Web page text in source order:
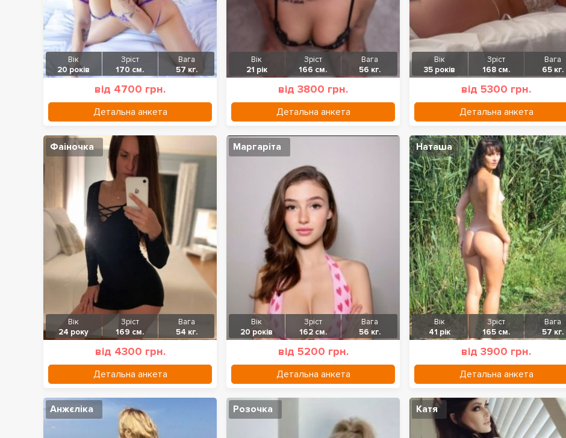
Вік
20 років
Зріст
170 см.
Вага
57 кг.
від 4700 грн.
Детальна анкета
Вік
21 рік
Зріст
166 см.
Вага
56 кг.
від 3800 грн.
Детальна анкета
Вік
35 років
Зріст
168 см.
Вага
65 кг.
від 5300 грн.
Детальна анкета
Фаіночка
Вік
24 року
Зріст
169 см.
Вага
54 кг.
від 4300 грн.
Детальна анкета
Маргаріта
Вік
20 років
Зріст
162 см.
Вага
56 кг.
від 5200 грн.
Детальна анкета
Наташа
Вік
41 рік
Зріст
165 см.
Вага
57 кг.
від 3900 грн.
Детальна анкета
Анжєліка Розочка Катя